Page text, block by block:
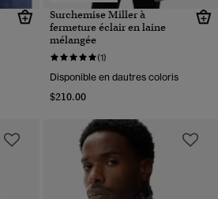
Surchemise Miller à
fermeture éclair en laine
mélangée
(1)
Disponible en dautres coloris
$210.00